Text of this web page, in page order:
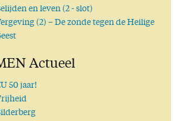
en leven (2 - slot)
(2) – De zonde tegen de Heilige
Actueel
50 jaar!